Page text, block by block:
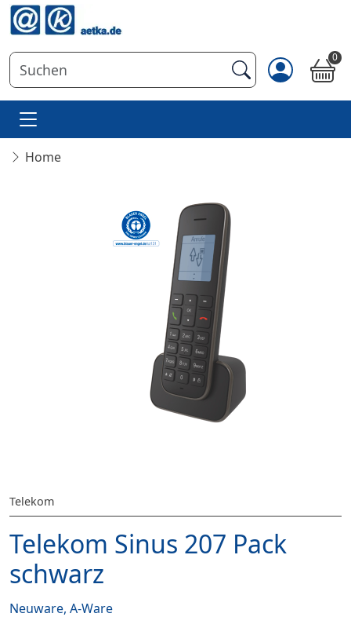
0
Home
Telekom
Telekom Sinus 207 Pack
schwarz
Neuware, A-Ware